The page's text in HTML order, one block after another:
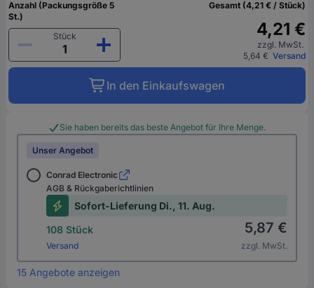
Anzahl (Packungsgröße 5
St.)
Stück
Gesamt (4,21 € / Stück)
4,21 €
zzgl. MwSt.
5,64 € Versand
In den Einkaufswagen
Sie haben bereits das beste Angebot für Ihre Menge.
Unser Angebot
Conrad Electronic
AGB & Rückgaberichtlinien
Sofort-Lieferung Di., 11. Aug.
108 Stück
Versand
5,87 €
zzgl. MwSt.
15 Angebote anzeigen